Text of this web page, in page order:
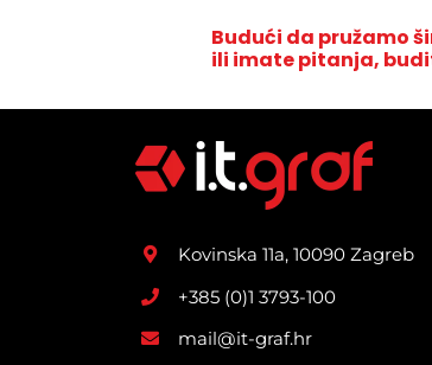
Budući da pružamo
ili imate pitanja,
Kovinska 11a, 10090 Zagreb
+385 (0)1 3793-100
mail@it-graf.hr